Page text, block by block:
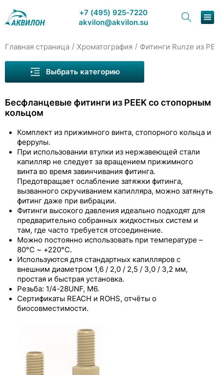
+7 (495) 925-7220
akvilon@akvilon.su
Решения
Контакты
Главная страница / Хроматография / Фитинги Runze из
Бесфланцевые фитинги из PEEK со стопорным
кольцом
Комплект из прижимного винта, стопорного кольца и
феррулы.
При использовании втулки из нержавеющей стали
капилляр не следует за вращением прижимного
винта во время завинчивания фитинга.
Предотвращает ослабление затяжки фитинга,
вызванного скручиванием капилляра, можно затянуть
фитинг даже при вибрации.
Фитинги высокого давления идеально подходят для
предварительно собранных жидкостных систем и
там, где часто требуется отсоединение.
Можно постоянно использовать при температуре –
80°C ~ +220°C.
Используются для стандартных капилляров с
внешним диаметром 1,6 / 2,0 / 2,5 / 3,0 / 3,2 мм,
простая и быстрая установка.
Резьба: 1/4-28UNF, M6.
Сертификаты REACH и ROHS, отчёты о
биосовместимости.
Выбрать категорию
Капилляры Runze
Фитинги Runze из PEEK
Фланцевые фитинги из PEEK
Бесфланцевые фитинги из PEEK
Бесфланцевые фитинги из PEEK со
стопорным кольцом
Фланцевый ультра-мини-фитинг из PEEK
Бесфланцевый ультра-мини-фитинг из PEEK
со стопорным кольцом
Фитинги из PEEK большого диаметра
предустановленным моментом затяжки
Бесфланцевые фитинги из PEEK со
стопорным кольцом и предустановленным
моментом затяжки